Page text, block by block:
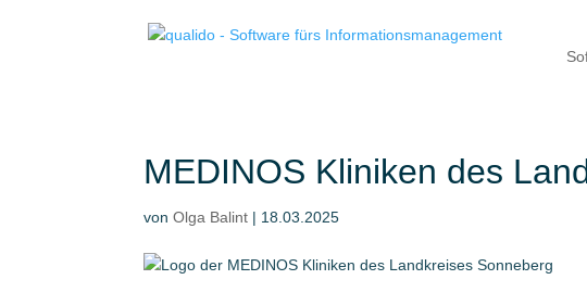
MEDINOS Kliniken des
von Olga Balint | 18.03.2025